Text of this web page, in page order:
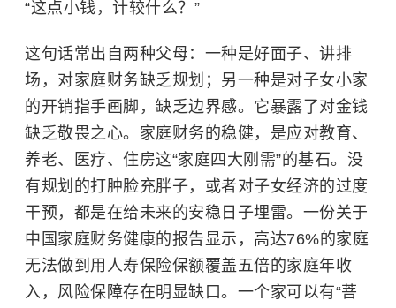
“这点小钱，计较什么？”
这句话常出自两种父母：一种是好面子、讲排
场，对家庭财务缺乏规划；另一种是对子女小家
的开销指手画脚，缺乏边界感。它暴露了对金钱
缺乏敬畏之心。家庭财务的稳健，是应对教育、
养老、医疗、住房这“家庭四大刚需”的基石。没
有规划的打肿脸充胖子，或者对子女经济的过度
干预，都是在给未来的安稳日子埋雷。一份关于
中国家庭财务健康的报告显示，高达76%的家庭
无法做到用人寿保险保额覆盖五倍的家庭年收
入，风险保障存在明显缺口。一个家可以有“菩